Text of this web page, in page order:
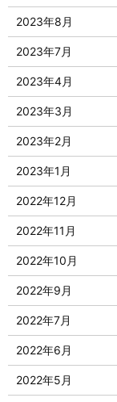
2023年8月
2023年7月
2023年4月
2023年3月
2023年2月
2023年1月
2022年12月
2022年11月
2022年10月
2022年9月
2022年7月
2022年6月
2022年5月